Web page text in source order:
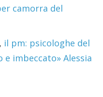
camorra del
il pm: psicologhe del
imbeccato» Alessia